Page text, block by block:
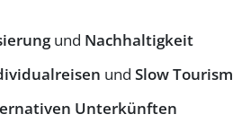
und Nachhaltigkeit
und Slow Tourism
Unterkünften